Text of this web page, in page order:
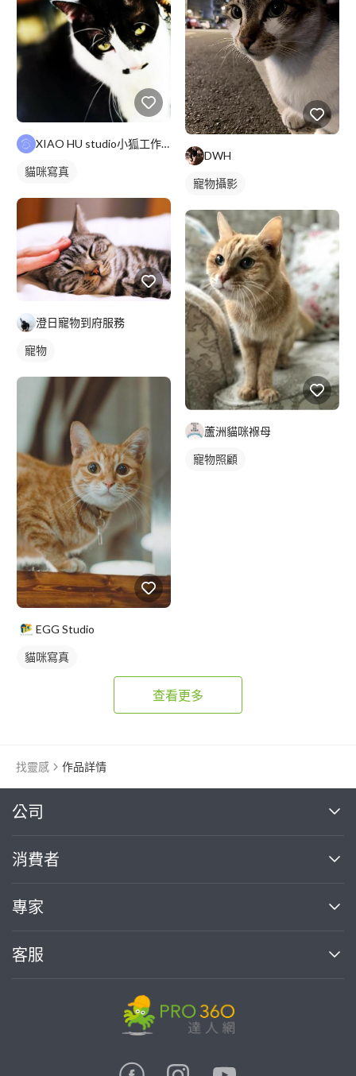
XIAO HU studio小狐工作室
貓咪寫真
澄日寵物到府服務
寵物
EGG Studio
貓咪寫真
DWH
寵物攝影
蘆洲貓咪褓母
寵物照顧
查看更多
找靈感 作品詳情
公司
關於我們
部落格
加入我們
消費者
買服務
熱門服務
專家
案件中心
客服
繼續完成